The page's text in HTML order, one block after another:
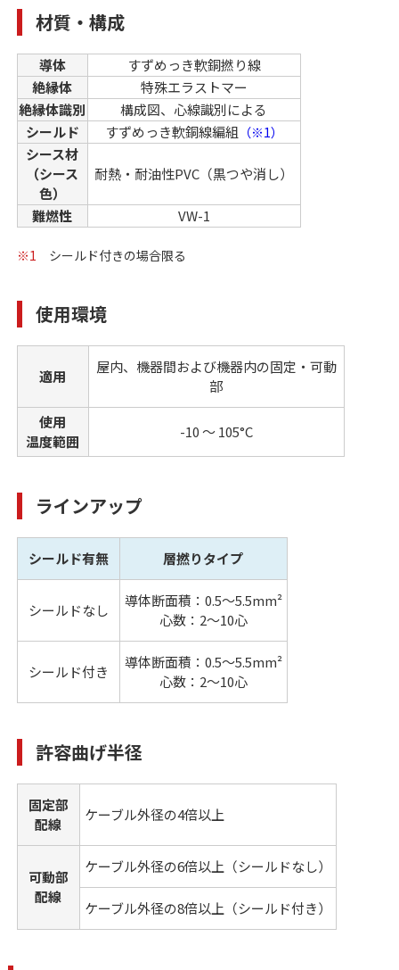
材質・構成
導体
すずめっき軟銅撚り線
絶縁体
特殊エラストマー
絶縁体識別
構成図、心線識別による
シールド
すずめっき軟銅線編組 （※1）
シース材
（シース
色）
耐熱・耐油性PVC（黒つや消し）
難燃性 VW-1
※1 シールド付きの場合限る
使用環境
適用
屋内、機器間および機器内の固定・可動
部
使用
温度範囲
-10 ～ 105°C
ラインアップ
シールド有無 層撚りタイプ
シールドなし
導体断面積：0.5～5.5mm²
心数：2～10心
シールド付き
導体断面積：0.5～5.5mm²
心数：2～10心
許容曲げ半径
固定部
配線
ケーブル外径の4倍以上
可動部
配線
ケーブル外径の6倍以上（シールドなし）
ケーブル外径の8倍以上（シールド付き）